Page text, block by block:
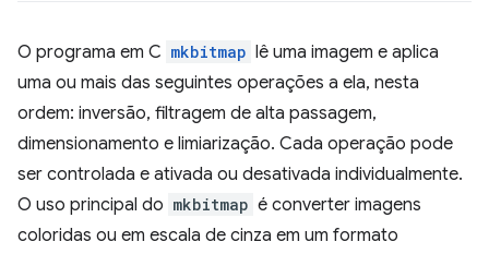
O programa em C mkbitmap lê uma imagem e aplica
uma ou mais das seguintes operações a ela, nesta
ordem: inversão, filtragem de alta passagem,
dimensionamento e limiarização. Cada operação pode
ser controlada e ativada ou desativada individualmente.
O uso principal do mkbitmap é converter imagens
coloridas ou em escala de cinza em um formato